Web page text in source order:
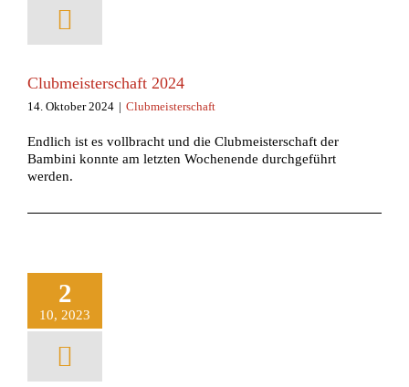
Clubmeisterschaft 2024
14. Oktober 2024 | Clubmeisterschaft
Endlich ist es vollbracht und die Clubmeisterschaft der
Bambini konnte am letzten Wochenende durchgeführt
werden.
2
10, 2023